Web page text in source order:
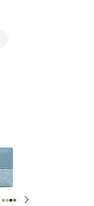
，恕
供，讓
期付
的個人
利
。